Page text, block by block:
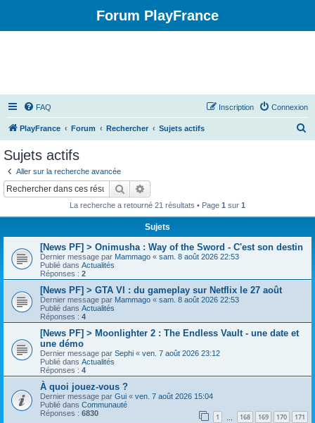
Forum PlayFrance
FAQ Connexion
Inscription
PlayFrance Forum Rechercher Sujets actifs
r
Sujets actifs
Aller sur la recherche avancée
Rechercher
La recherche a retourné 21 résultats • Page 1 sur 1
Sujets
[News PF] > Onimusha : Way of the Sword - C'est son destin
Dernier message par Mammago « sam. 8 août 2026 22:53
Publié dans Actualités
Réponses : 2
[News PF] > GTA VI : du gameplay sur Netflix le 27 août
Dernier message par Mammago « sam. 8 août 2026 22:53
Publié dans Actualités
Réponses : 4
[News PF] > Moonlighter 2 : The Endless Vault - une date et
une démo
Dernier message par Sephi « ven. 7 août 2026 23:12
Publié dans Actualités
Réponses : 4
À quoi jouez-vous ?
Dernier message par Gui « ven. 7 août 2026 15:04
Publié dans Communauté
Réponses : 6830 1 168 169 170 171